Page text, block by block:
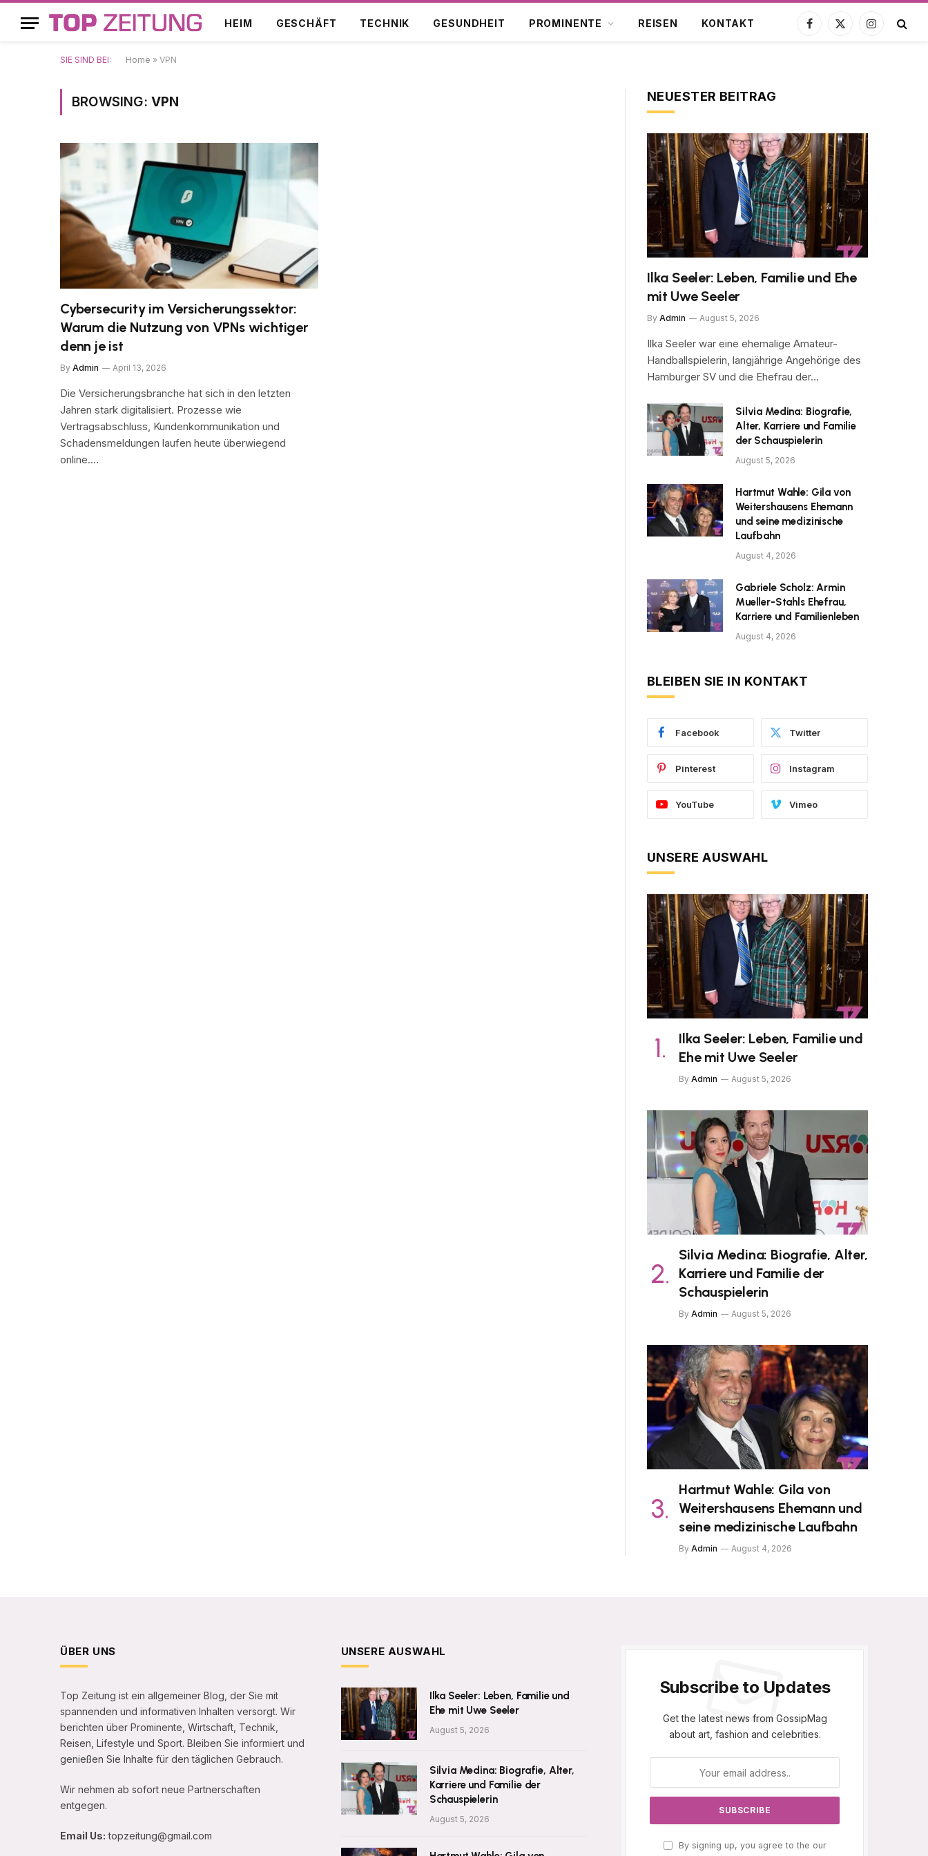
HEIM GESCHÄFT TECHNIK GESUNDHEIT PROMINENTE REISEN KONTAKT
Facebook
X
Instagram
SIE SIND BEI: Home » VPN
BROWSING: VPN
Cybersecurity im Versicherungssektor:
Warum die Nutzung von VPNs wichtiger
denn je ist
By Admin April 13, 2026
Die Versicherungsbranche hat sich in den letzten
Jahren stark digitalisiert. Prozesse wie
Vertragsabschluss, Kundenkommunikation und
Schadensmeldungen laufen heute überwiegend
online.…
NEUESTER BEITRAG
Ilka Seeler: Leben, Familie und Ehe
mit Uwe Seeler
By Admin August 5, 2026
Ilka Seeler war eine ehemalige Amateur-
Handballspielerin, langjährige Angehörige des
Hamburger SV und die Ehefrau der…
Silvia Medina: Biografie,
Alter, Karriere und Familie
der Schauspielerin
August 5, 2026
Hartmut Wahle: Gila von
Weitershausens Ehemann
und seine medizinische
Laufbahn
August 4, 2026
Gabriele Scholz: Armin
Mueller-Stahls Ehefrau,
Karriere und Familienleben
August 4, 2026
BLEIBEN SIE IN KONTAKT
Facebook Twitter
Pinterest Instagram
YouTube Vimeo
UNSERE AUSWAHL
Ilka Seeler: Leben, Familie und
Ehe mit Uwe Seeler
By Admin August 5, 2026
Silvia Medina: Biografie, Alter,
Karriere und Familie der
Schauspielerin
By Admin August 5, 2026
Hartmut Wahle: Gila von
Weitershausens Ehemann und
seine medizinische Laufbahn
By Admin August 4, 2026
ÜBER UNS
Top Zeitung ist ein allgemeiner Blog, der Sie mit
spannenden und informativen Inhalten versorgt. Wir
berichten über Prominente, Wirtschaft, Technik,
Reisen, Lifestyle und Sport. Bleiben Sie informiert und
genießen Sie Inhalte für den täglichen Gebrauch.
Wir nehmen ab sofort neue Partnerschaften
entgegen.
Email Us: topzeitung@gmail.com
UNSERE AUSWAHL
Ilka Seeler: Leben, Familie und
Ehe mit Uwe Seeler
August 5, 2026
Silvia Medina: Biografie, Alter,
Karriere und Familie der
Schauspielerin
August 5, 2026
Subscribe to Updates
Get the latest news from GossipMag
about art, fashion and celebrities.
By signing up, you agree to the our